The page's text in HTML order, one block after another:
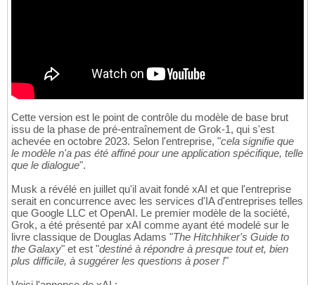
Cette version est le point de contrôle du modèle de base brut
issu de la phase de pré-entraînement de Grok-1, qui s'est
achevée en octobre 2023. Selon l'entreprise, "cela signifie que
le modèle n'a pas été affiné pour une application spécifique, telle
que le dialogue".
Musk a révélé en juillet qu'il avait fondé xAI et que l'entreprise
serait en concurrence avec les services d'IA d'entreprises telles
que Google LLC et OpenAI. Le premier modèle de la société,
Grok, a été présenté par xAI comme ayant été modelé sur le
livre classique de Douglas Adams "The Hitchhiker's Guide to
the Galaxy" et est "destiné à répondre à presque tout et, bien
plus difficile, à suggérer les questions à poser !"